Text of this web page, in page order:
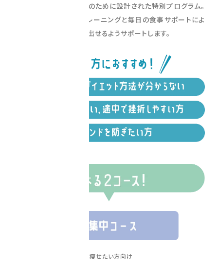
ボディメイクを目指す方のために設計された特別プログラム。
週2回のマンツーマントレーニングと毎日の食事サポートによ
って最短ルートで結果を出せるようサポートします。
集中して痩せたい方向け